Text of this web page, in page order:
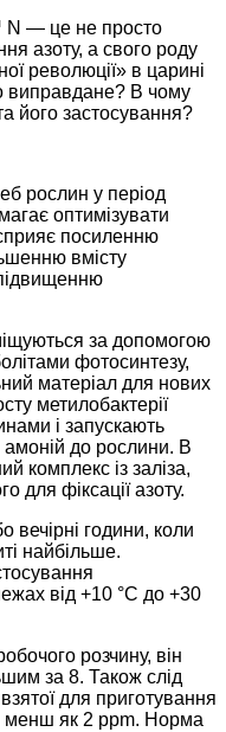
— це не просто
азоту, а свого роду
революції» в царині
виправдане? В чому
його застосування?
рослин у період
оптимізувати
посиленню
вмісту
за допомогою
фотосинтезу,
матеріал для нових
метилобактерії
і запускають
амоній до рослини. В
комплекс із заліза,
для фіксації азоту.
вечірні години, коли
найбільше.
від +10 °С до +30
розчину, він
за 8. Також слід
для приготування
менш як 2 ppm. Норма